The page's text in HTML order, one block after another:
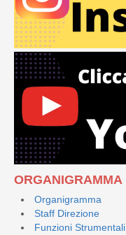
ORGANIGRAMMA
Organigramma
Staff Direzione
Funzioni Strumentali